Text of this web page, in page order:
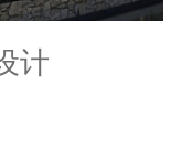
计